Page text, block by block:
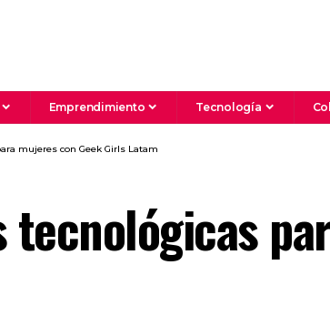
Emprendimiento Tecnología
mujeres con Geek Girls Latam
tecnológicas